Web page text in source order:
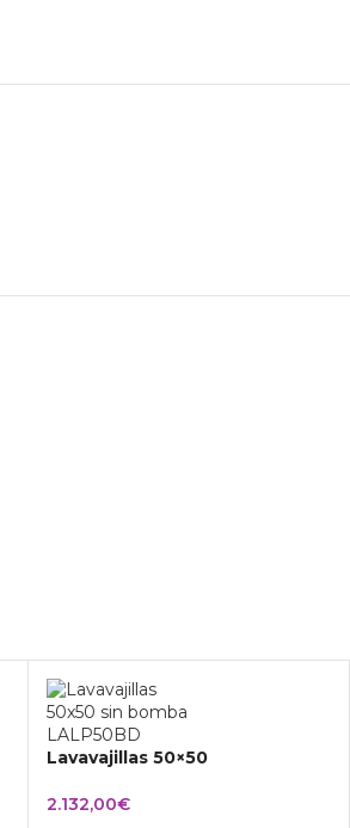
Lavavajillas 50×50
2.132,00€